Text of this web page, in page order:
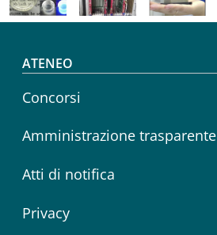
Footer menu
ATENEO
Concorsi
Amministrazione trasparente
Atti di notifica
Privacy